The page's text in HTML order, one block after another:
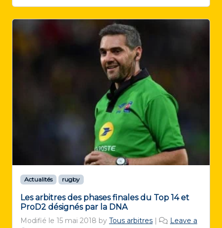
Actualités rugby
Les arbitres des phases finales du Top 14 et
ProD2 désignés par la DNA
Modifié le 15 mai 2018 by Tous arbitres |
Leave a